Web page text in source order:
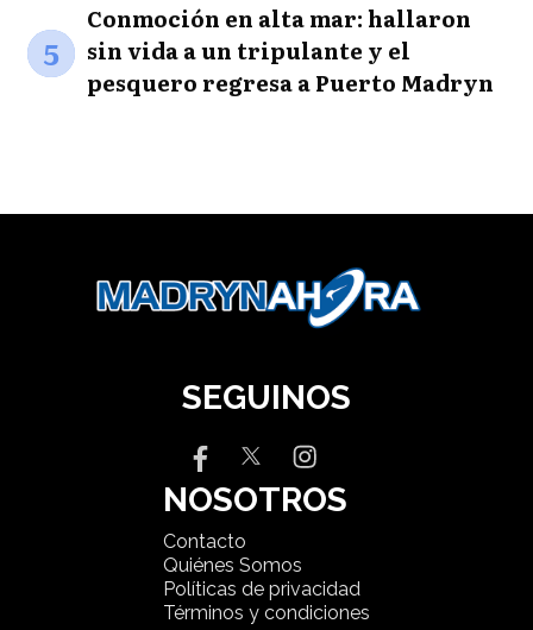
5
Conmoción en alta mar: hallaron
sin vida a un tripulante y el
pesquero regresa a Puerto Madryn
SEGUINOS
NOSOTROS
Contacto
Quiénes Somos
Políticas de privacidad
Términos y condiciones